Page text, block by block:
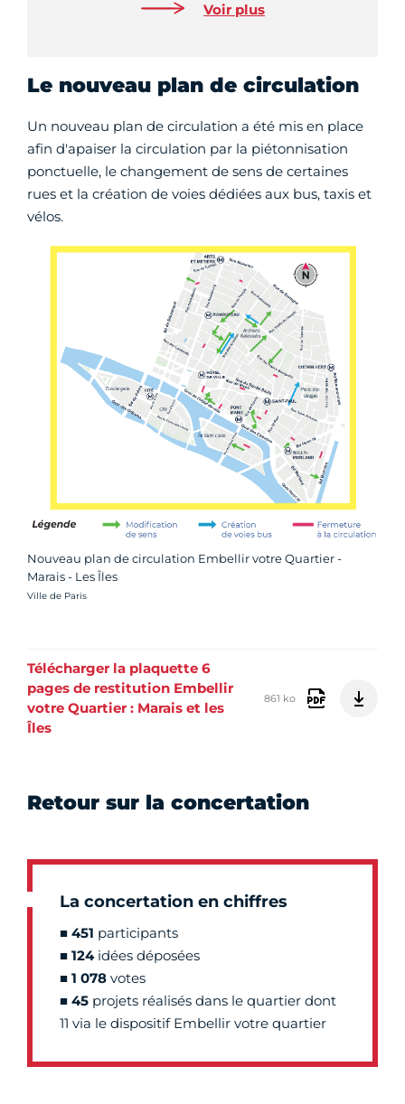
Voir plus
Le nouveau plan de circulation
Un nouveau plan de circulation a été mis en place
afin d'apaiser la circulation par la piétonnisation
ponctuelle, le changement de sens de certaines
rues et la création de voies dédiées aux bus, taxis et
vélos.
Nouveau plan de circulation Embellir votre Quartier -
Marais - Les Îles
Crédit photo :
Ville de Paris
Télécharger la plaquette 6
pages de restitution Embellir
votre Quartier : Marais et les
Îles
861 ko
Retour sur la concertation
La concertation en chiffres
■ 451 participants
■ 124idées déposées
■ 1 078 votes
■ 45 projets réalisés dans le quartier dont
11 via le dispositif Embellir votre quartier